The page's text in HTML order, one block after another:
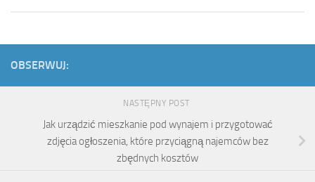
OBSERWUJ:
NASTĘPNY POST
Jak urządzić mieszkanie pod wynajem i przygotować
zdjęcia ogłoszenia, które przyciągną najemców bez
zbędnych kosztów